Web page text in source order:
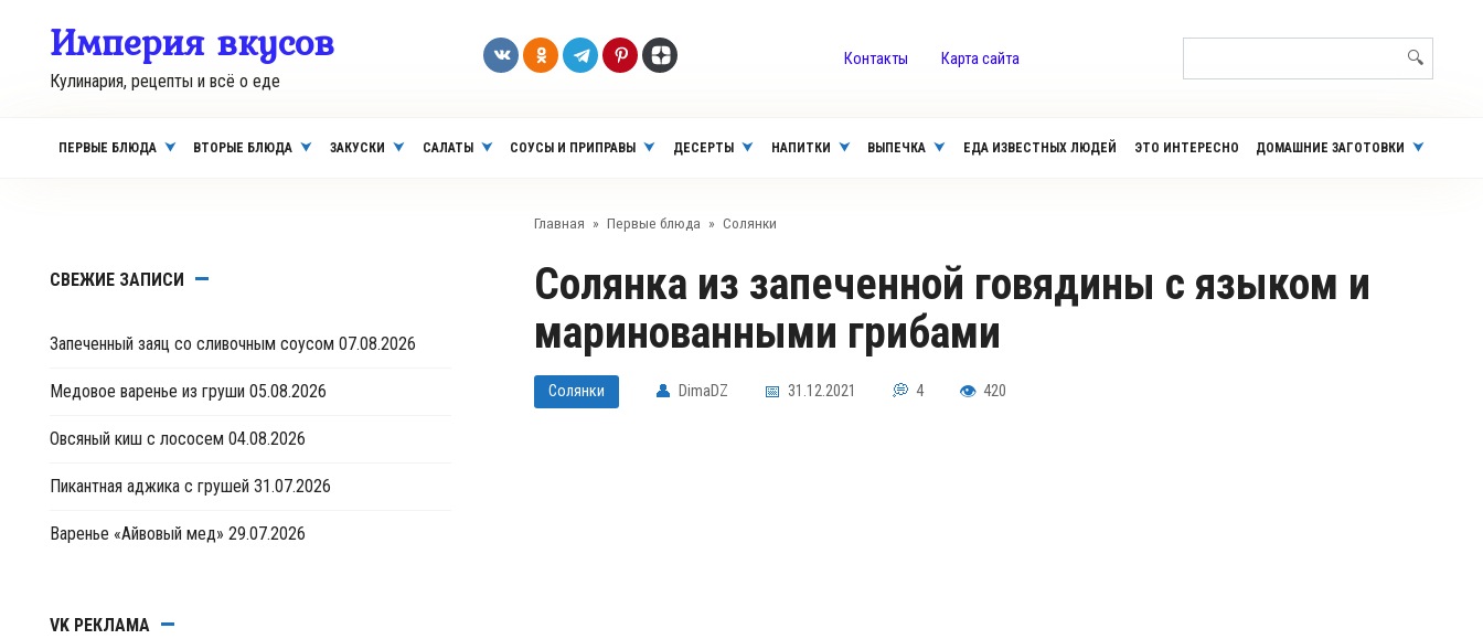
Империя вкусов
Кулинария, рецепты и всё о еде
Контакты Карта сайта
ПЕРВЫЕ БЛЮДА ВТОРЫЕ БЛЮДА ЗАКУСКИ САЛАТЫ СОУСЫ И ПРИПРАВЫ ДЕСЕРТЫ НАПИТКИ ВЫПЕЧКА ЕДА ИЗВЕСТНЫХ ЛЮДЕЙ ЭТО ИНТЕРЕСНО ДОМАШНИЕ ЗАГОТОВКИ
Главная » Первые блюда » Солянки
Солянка из запеченной говядины с языком и
маринованными грибами
Солянки DimaDZ 31.12.2021 4 420
СВЕЖИЕ ЗАПИСИ
Запеченный заяц со сливочным соусом 07.08.2026
Медовое варенье из груши 05.08.2026
Овсяный киш с лососем 04.08.2026
Пикантная аджика с грушей 31.07.2026
Варенье «Айвовый мед» 29.07.2026
VK РЕКЛАМА